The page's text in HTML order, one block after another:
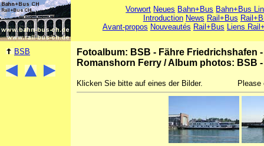
Vorwort Neues Bahn+Bus Bahn+Bus
Introduction News Rail+Bus
Avant-propos Nouveautés Rail+Bus Liens
BSB
Fotoalbum: BSB - Fähre Friedrichshafen
Romanshorn Ferry /Album photos: BSB
Klicken Sie bitte auf eines der Bilder.